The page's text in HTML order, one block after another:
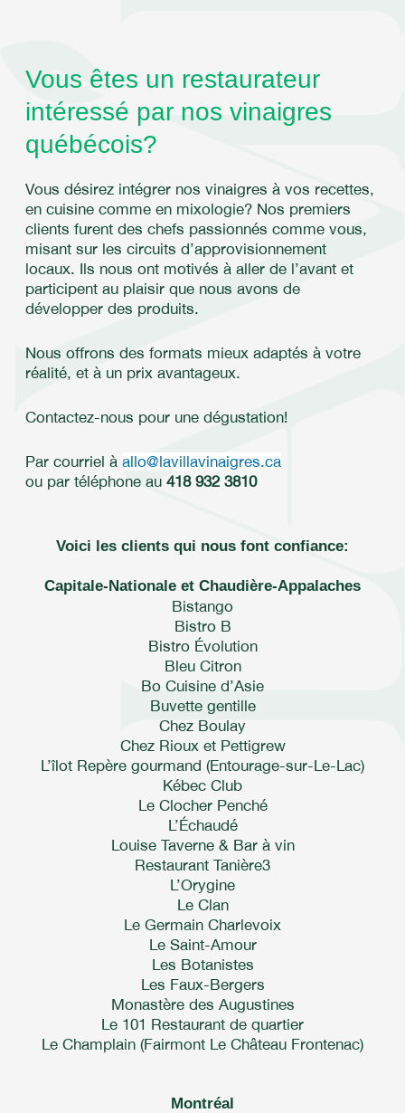
Vous êtes un restaurateur
intéressé par nos vinaigres
québécois?
Vous désirez intégrer nos vinaigres à vos recettes,
en cuisine comme en mixologie? Nos premiers
clients furent des chefs passionnés comme vous,
misant sur les circuits d’approvisionnement
locaux. Ils nous ont motivés à aller de l’avant et
participent au plaisir que nous avons de
développer des produits.
Nous offrons des formats mieux adaptés à votre
réalité, et à un prix avantageux.
Contactez-nous pour une dégustation!
Par courriel à allo@lavillavinaigres.ca
ou par téléphone au 418 932 3810
Voici les clients qui nous font confiance:
Capitale-Nationale et Chaudière-Appalaches
Bistango
Bistro B
Bistro Évolution
Bleu Citron
Bo Cuisine d’Asie
Buvette gentille
Chez Boulay
Chez Rioux et Pettigrew
L’îlot Repère gourmand (Entourage-sur-Le-Lac)
Kébec Club
Le Clocher Penché
L’Échaudé
Louise Taverne & Bar à vin
Restaurant Tanière3
L’Orygine
Le Clan
Le Germain Charlevoix
Le Saint-Amour
Les Botanistes
Les Faux-Bergers
Monastère des Augustines
Le 101 Restaurant de quartier
Le Champlain (Fairmont Le Château Frontenac)
Montréal